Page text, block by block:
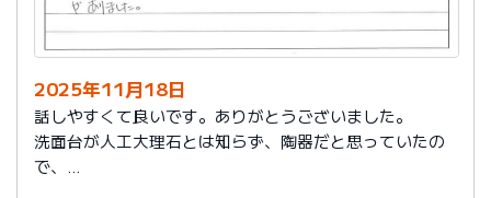
2025年11月18日
話しやすくて良いです。ありがとうございました。
洗面台が人工大理石とは知らず、陶器だと思っていたの
で、